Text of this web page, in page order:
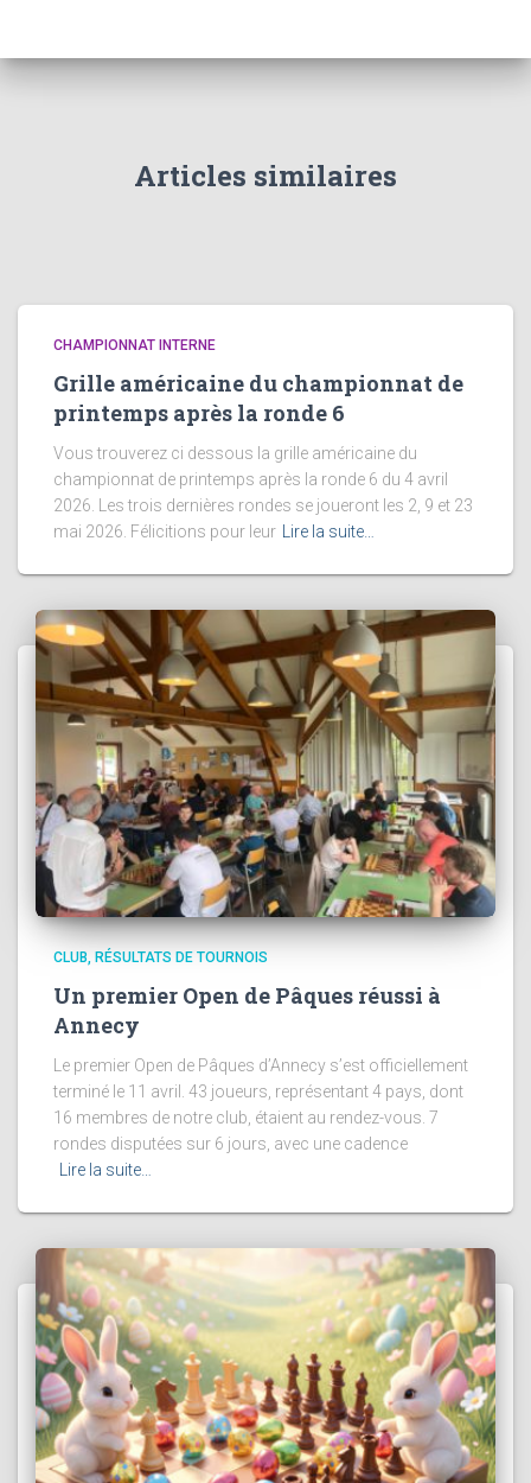
Articles similaires
CHAMPIONNAT INTERNE
Grille américaine du championnat de
printemps après la ronde 6
Vous trouverez ci dessous la grille américaine du
championnat de printemps après la ronde 6 du 4 avril
2026. Les trois dernières rondes se joueront les 2, 9 et 23
mai 2026. Félicitions pour leur
Lire la suite…
CLUB RÉSULTATS DE TOURNOIS
Un premier Open de Pâques réussi à
Annecy
Le premier Open de Pâques d’Annecy s’est officiellement
terminé le 11 avril. 43 joueurs, représentant 4 pays, dont
16 membres de notre club, étaient au rendez-vous. 7
rondes disputées sur 6 jours, avec une cadence
Lire la suite…